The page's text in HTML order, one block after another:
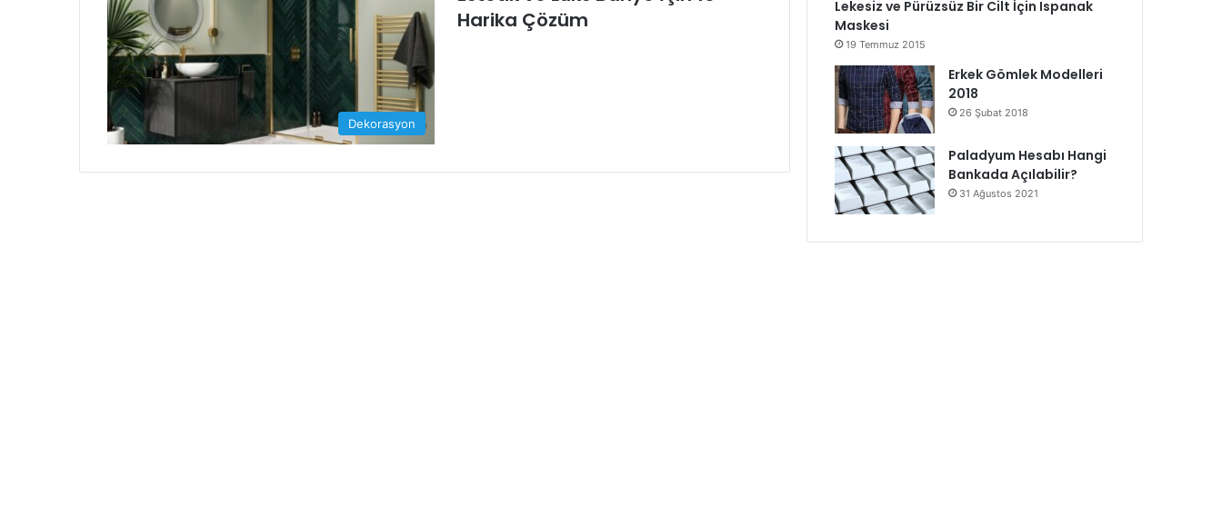
Dekorasyon
Harika Çözüm
Lekesiz ve Pürüzsüz Bir Cilt İçin Ispanak
Maskesi
19 Temmuz 2015
Erkek Gömlek Modelleri
2018
26 Şubat 2018
Paladyum Hesabı Hangi
Bankada Açılabilir?
31 Ağustos 2021